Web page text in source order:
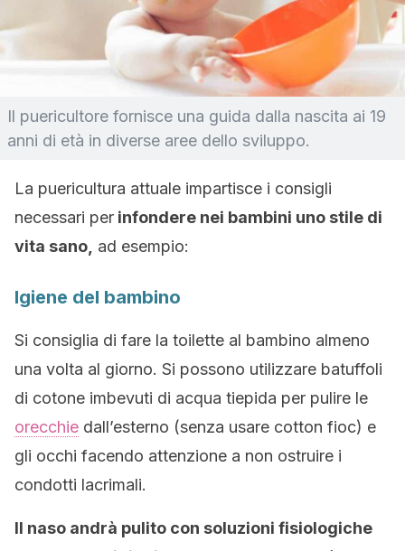
Il puericultore fornisce una guida dalla nascita ai 19
anni di età in diverse aree dello sviluppo.
La puericultura attuale impartisce i consigli
necessari per infondere nei bambini uno stile di
vita sano, ad esempio:
Igiene del bambino
Si consiglia di fare la toilette al bambino almeno
una volta al giorno. Si possono utilizzare batuffoli
di cotone imbevuti di acqua tiepida per pulire le
orecchie dall’esterno (senza usare cotton fioc) e
gli occhi facendo attenzione a non ostruire i
condotti lacrimali.
Il naso andrà pulito con soluzioni fisiologiche